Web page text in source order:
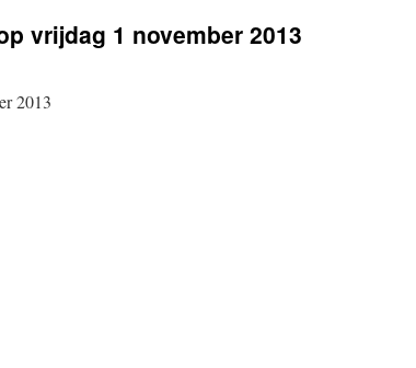
vrijdag 1 november 2013
2013